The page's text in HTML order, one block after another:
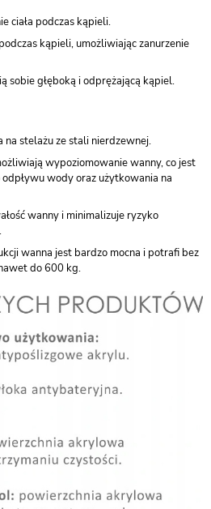
ciała podczas kąpieli.
kąpieli, umożliwiając zanurzenie
sobie głęboką i odprężającą kąpiel.
stelażu ze stali nierdzewnej.
wypoziomowanie wanny, co jest
wody oraz użytkowania na
wanny i minimalizuje ryzyko
wanna jest bardzo mocna i potrafi bez
do 600 kg.